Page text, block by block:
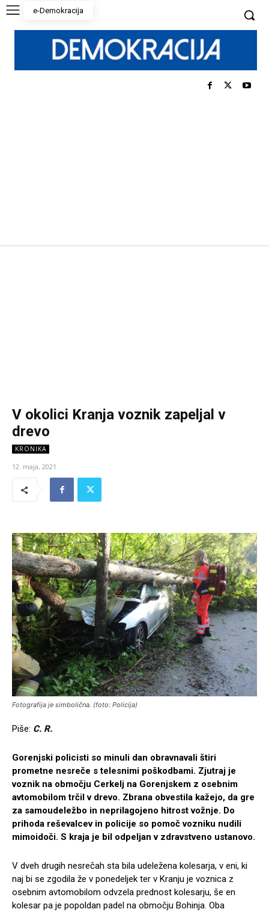
e-Demokracija
V okolici Kranja voznik zapeljal v
drevo
KRONIKA
12. maja, 2021
Fotografija je simbolična. (foto: Policija)
Piše: C. R.
Gorenjski policisti so minuli dan obravnavali štiri
prometne nesreče s telesnimi poškodbami. Zjutraj je
voznik na območju Cerkelj na Gorenjskem z osebnim
avtomobilom trčil v drevo. Zbrana obvestila kažejo, da gre
za samoudeležbo in neprilagojeno hitrost vožnje. Do
prihoda reševalcev in policije so pomoč vozniku nudili
mimoidoči. S kraja je bil odpeljan v zdravstveno ustanovo.
V dveh drugih nesrečah sta bila udeležena kolesarja, v eni, ki
naj bi se zgodila že v ponedeljek ter v Kranju je voznica z
osebnim avtomobilom odvzela prednost kolesarju, še en
kolesar pa je popoldan padel na območju Bohinja. Oba